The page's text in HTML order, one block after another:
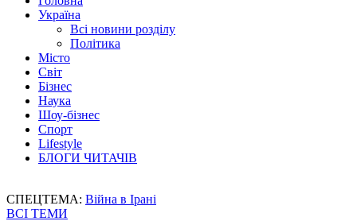
Україна
Всі новини розділу
Політика
Місто
Світ
Бізнес
Наука
Шоу-бізнес
Спорт
Lifestyle
БЛОГИ ЧИТАЧІВ
СПЕЦТЕМА: Війна в Ірані
ВСІ ТЕМИ